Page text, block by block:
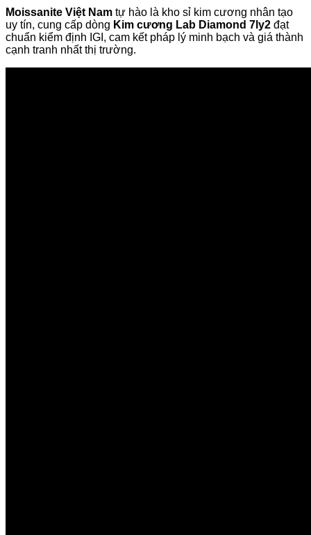
Moissanite Việt Nam tự hào là kho sỉ kim cương nhân tạo
uy tín, cung cấp dòng Kim cương Lab Diamond 7ly2 đạt
chuẩn kiểm định IGI, cam kết pháp lý minh bạch và giá thành
cạnh tranh nhất thị trường.